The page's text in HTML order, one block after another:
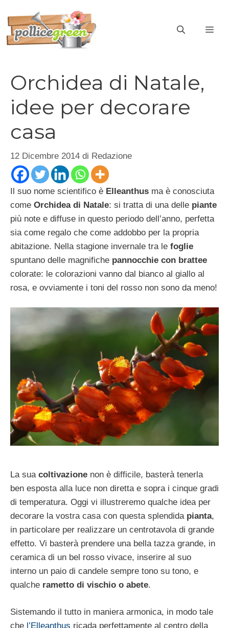
contenuto
Orchidea di Natale,
idee per decorare
casa
12 Dicembre 2014 di Redazione
Il suo nome scientifico è Elleanthus ma è conosciuta
come Orchidea di Natale: si tratta di una delle piante
più note e diffuse in questo periodo dell’anno, perfetta
sia come regalo che come addobbo per la propria
abitazione. Nella stagione invernale tra le foglie
spuntano delle magnifiche pannocchie con brattee
colorate: le colorazioni vanno dal bianco al giallo al
rosa, e ovviamente i toni del rosso non sono da meno!
La sua coltivazione non è difficile, basterà tenerla
ben esposta alla luce non diretta e sopra i cinque gradi
di temperatura. Oggi vi illustreremo qualche idea per
decorare la vostra casa con questa splendida pianta,
in particolare per realizzare un centrotavola di grande
effetto. Vi basterà prendere una bella tazza grande, in
ceramica di un bel rosso vivace, inserire al suo
interno un paio di candele sempre tono su tono, e
qualche rametto di vischio o abete.
Sistemando il tutto in maniera armonica, in modo tale
che l’Elleanthus ricada perfettamente al centro della